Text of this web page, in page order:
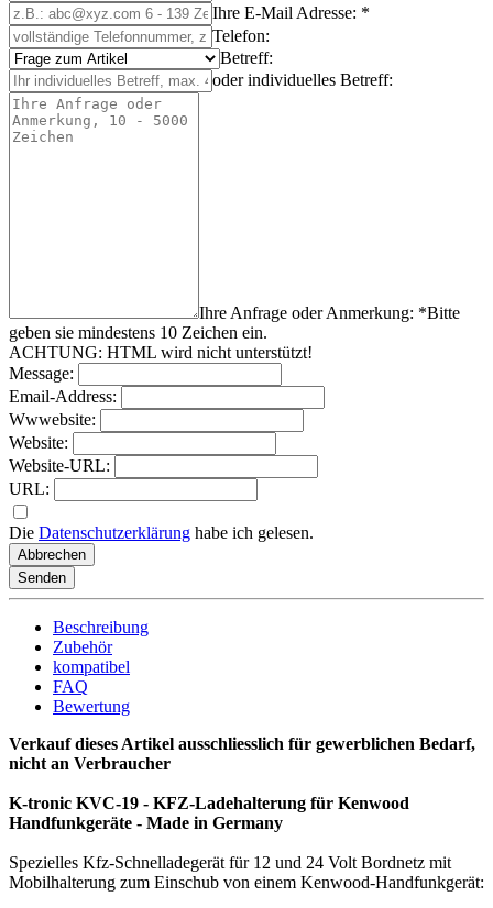
Ihre E-Mail Adresse: *
Telefon:
Betreff:
oder individuelles Betreff:
Ihre Anfrage oder Anmerkung: *Bitte
geben sie mindestens 10 Zeichen ein.
ACHTUNG: HTML wird nicht unterstützt!
Message:
Email-Address:
Wwwebsite:
Website:
Website-URL:
URL:
Die Datenschutzerklärung habe ich gelesen.
Abbrechen
Senden
Beschreibung
Zubehör
kompatibel
FAQ
Bewertung
Verkauf dieses Artikel ausschliesslich für gewerblichen Bedarf,
nicht an Verbraucher
K-tronic KVC-19 - KFZ-Ladehalterung für Kenwood
Handfunkgeräte - Made in Germany
Spezielles Kfz-Schnelladegerät für 12 und 24 Volt Bordnetz mit
Mobilhalterung zum Einschub von einem Kenwood-Handfunkgerät: